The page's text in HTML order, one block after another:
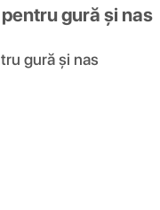
gură și nas